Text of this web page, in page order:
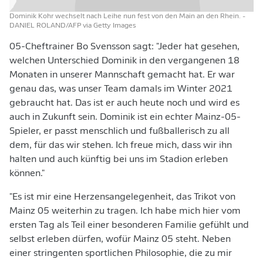
Dominik Kohr wechselt nach Leihe nun fest von den Main an den Rhein. -
DANIEL ROLAND/AFP via Getty Images
05-Cheftrainer Bo Svensson sagt: "Jeder hat gesehen,
welchen Unterschied Dominik in den vergangenen 18
Monaten in unserer Mannschaft gemacht hat. Er war
genau das, was unser Team damals im Winter 2021
gebraucht hat. Das ist er auch heute noch und wird es
auch in Zukunft sein. Dominik ist ein echter Mainz-05-
Spieler, er passt menschlich und fußballerisch zu all
dem, für das wir stehen. Ich freue mich, dass wir ihn
halten und auch künftig bei uns im Stadion erleben
können."
"Es ist mir eine Herzensangelegenheit, das Trikot von
Mainz 05 weiterhin zu tragen. Ich habe mich hier vom
ersten Tag als Teil einer besonderen Familie gefühlt und
selbst erleben dürfen, wofür Mainz 05 steht. Neben
einer stringenten sportlichen Philosophie, die zu mir